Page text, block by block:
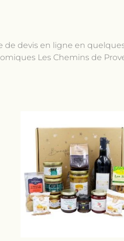
de devis en ligne en
Les Chemins de